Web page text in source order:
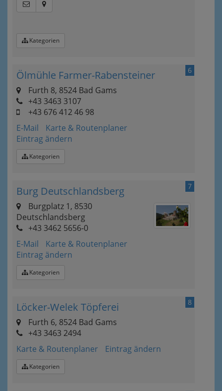
Kategorien
6
Ölmühle Farmer-Rabensteiner
Furth 8, 8524 Bad Gams
+43 3463 3107
+43 676 412 46 98
E-Mail
Karte & Routenplaner
Eintrag ändern
Kategorien
7
Burg Deutschlandsberg
Burgplatz 1, 8530
Deutschlandsberg
+43 3462 5656-0
E-Mail
Karte & Routenplaner
Eintrag ändern
Kategorien
8
Löcker-Welek Töpferei
Furth 6, 8524 Bad Gams
+43 3463 2494
Karte & Routenplaner
Eintrag ändern
Kategorien